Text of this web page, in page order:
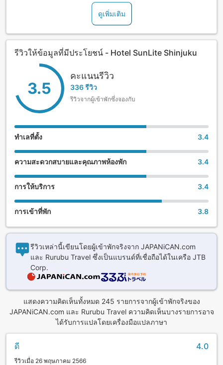
ดูเพิ่มเติม
รีวิวให้ข้อมูลที่มีประโยชน์ - Hotel SunLite Shinjuku
3.5
คะแนนรีวิว
336 รีวิว
รีวิวจากผู้เข้าพักซึ่งจองกับ
ทำเลที่ตั้ง 3.4
ความสะดวกสบายและคุณภาพห้องพัก 3.4
การให้บริการ 3.4
การเข้าที่พัก 3.8
รีวิวเหล่านี้เขียนโดยผู้เข้าพักจริงจาก JAPANiCAN.com
และ Rurubu Travel ซึ่งเป็นแบรนด์ที่เชื่อถือได้ในเครือ JTB
Corp.
แสดงความคิดเห็นทั้งหมด 245 รายการจากผู้เข้าพักจริงของ
JAPANiCAN.com และ Rurubu Travel ความคิดเห็นบางรายการอาจ
ได้รับการแปลโดยเครื่องมือแปลภาษา
ดี 4.0
รีวิวเมื่อ 26 พฤษภาคม 2566